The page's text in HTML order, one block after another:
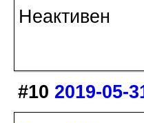
Неактивен
#10 2019-05-